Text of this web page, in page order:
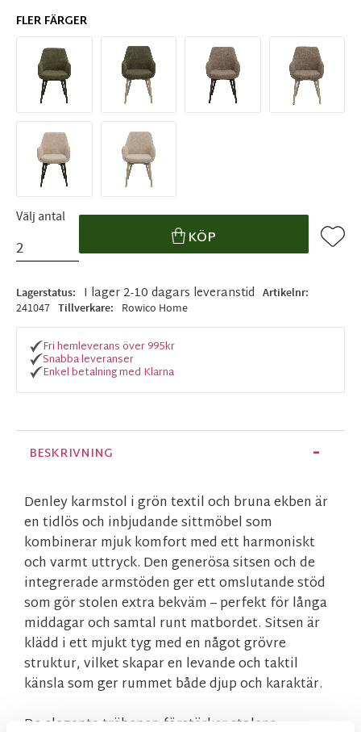
FLER FÄRGER
Välj antal
KÖP Lägg
Lagerstatus I lager 2-10 dagars leveranstid Artikelnr
241047 Tillverkare Rowico Home
Fri hemleverans över 995kr
Snabba leveranser
Enkel betalning med Klarna
BESKRIVNING
Denley karmstol i grön textil och bruna ekben är
en tidlös och inbjudande sittmöbel som
kombinerar mjuk komfort med ett harmoniskt
och varmt uttryck. Den generösa sitsen och de
integrerade armstöden ger ett omslutande stöd
som gör stolen extra bekväm – perfekt för långa
middagar och samtal runt matbordet. Sitsen är
klädd i ett mjukt tyg med en något grövre
struktur, vilket skapar en levande och taktil
känsla som ger rummet både djup och karaktär.
De eleganta träbenen förstärker stolens